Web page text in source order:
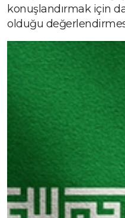
konuşlandırmak için
olduğu